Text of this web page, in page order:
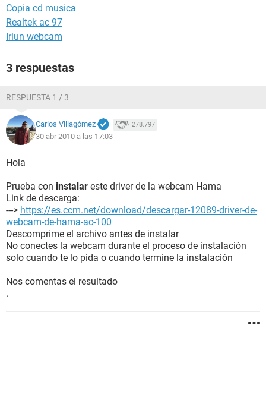
Copia cd musica
Realtek ac 97
Iriun webcam
3 respuestas
RESPUESTA 1 / 3
Carlos Villagómez 278.797
30 abr 2010 a las 17:03
Hola
Prueba con instalar este driver de la webcam Hama
Link de descarga:
---> https://es.ccm.net/download/descargar-12089-driver-de-
webcam-de-hama-ac-100
Descomprime el archivo antes de instalar
No conectes la webcam durante el proceso de instalación
solo cuando te lo pida o cuando termine la instalación
Nos comentas el resultado
.